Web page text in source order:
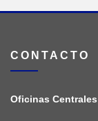
CONTACTO
Oficinas Centrales